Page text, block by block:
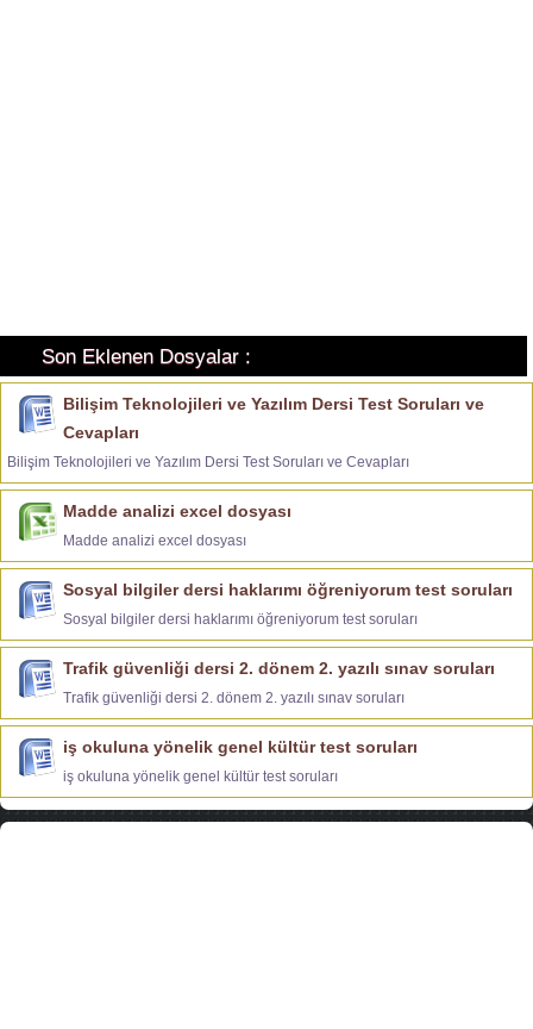
Son Eklenen Dosyalar :
Bilişim Teknolojileri ve Yazılım Dersi Test Soruları ve
Cevapları
Bilişim Teknolojileri ve Yazılım Dersi Test Soruları ve Cevapları
Madde analizi excel dosyası
Madde analizi excel dosyası
Sosyal bilgiler dersi haklarımı öğreniyorum test soruları
Sosyal bilgiler dersi haklarımı öğreniyorum test soruları
Trafik güvenliği dersi 2. dönem 2. yazılı sınav soruları
Trafik güvenliği dersi 2. dönem 2. yazılı sınav soruları
iş okuluna yönelik genel kültür test soruları
iş okuluna yönelik genel kültür test soruları